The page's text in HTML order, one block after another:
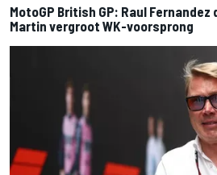
MotoGP British GP: Raul
Martin vergroot WK-voorsprong